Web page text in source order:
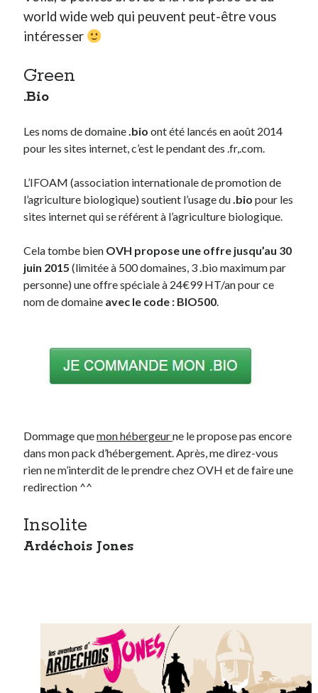
Derniers Commentaires
JFdansC’était pas mieux avant… à Lyon
littlecelt
Renaud Ducher dansComment j’ai opéré ma vélorution toute
personnelle
Commentaires récents
Entretien ménagerdans T’as vu quoi ? #52
littleceltdansComment j’ai opéré ma vélorution toute personnelle
AnthonydansComment j’ai opéré ma vélorution toute personnelle
Renaud DucherdansComment j’ai opéré ma vélorution toute
personnelle
On parle de quoi ?
Lyon
Lyon à Livre Ouvert
Post inutile
Proust
Sons
world wide web qui peuvent peut-être vous
intéresser
Green
.Bio
Les noms de domaine.bio ont été lancés en août 2014
pour les sites internet, c’est le pendant des .fr,.com.
L’IFOAM (association internationale de promotion de
l’agriculture biologique) soutient l’usage du.bio pour les
sites internet qui se référent à l’agriculture biologique.
Cela tombe bien OVH propose une offre jusqu’au 30
juin 2015 (limitée à 500 domaines, 3 .bio maximum par
personne) une offre spéciale à 24€99 HT/an pour ce
nom de domaine avec le code : BIO500.
Dommage quemon hébergeurne le propose pas encore
dans mon pack d’hébergement. Après, me direz-vous
rien ne m’interdit de le prendre chez OVH et de faire une
redirection ^^
Insolite
Ardéchois Jones